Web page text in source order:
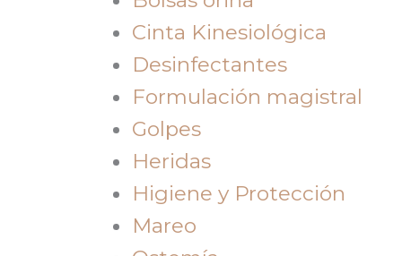
Cinta Kinesiológica
Desinfectantes
Formulación magistral
Golpes
Heridas
Higiene y Protección
Mareo